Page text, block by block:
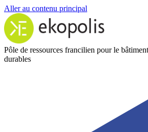
Aller au contenu principal
Pôle de ressources francilien pour le
durables